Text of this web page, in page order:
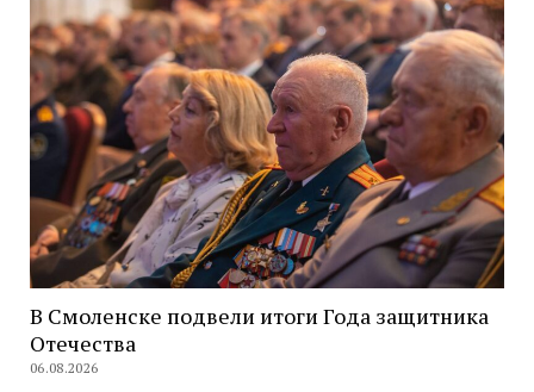
В Смоленске подвели итоги Года защитника
Отечества
06.08.2026